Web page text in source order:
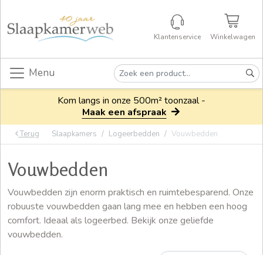
Klantenservice Winkelwagen
Menu
Kom langs in onze 500m² toonzaal -
Maak een afspraak
Terug Slaapkamers Logeerbedden Vouwbedden
Vouwbedden
Vouwbedden zijn enorm praktisch en ruimtebesparend. Onze
robuuste vouwbedden gaan lang mee en hebben een hoog
comfort. Ideaal als logeerbed. Bekijk onze geliefde
vouwbedden.